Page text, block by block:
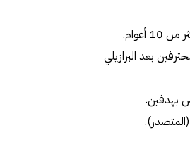
متتالية بدوري المحترفين بعد البرازيلي
بهدفين.